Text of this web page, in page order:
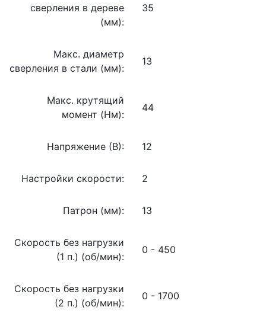
сверления в дереве
(мм):
35
Макс. диаметр
сверления в стали (мм):
13
Макс. крутящий
момент (Нм):
44
Напряжение (В): 12
Настройки скорости: 2
Патрон (мм): 13
Скорость без нагрузки
(1 п.) (об/мин):
0 - 450
Скорость без нагрузки
(2 п.) (об/мин):
0 - 1700